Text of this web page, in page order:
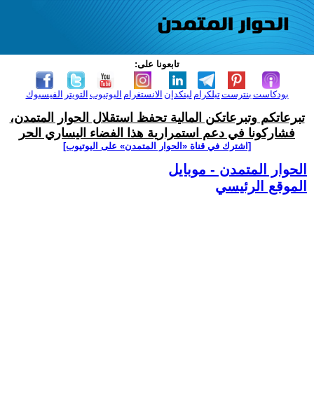
تابعونا على:
الفيسبوك التويتر اليوتيوب الانستغرام لينكدإن تيلكرامبنترست بودكاست
تبرعاتكم وتبرعاتكن المالية تحفظ استقلال الحوار المتمدن،
فشاركونا في دعم استمرارية هذا الفضاء اليساري الحر
[اشترك في قناة ‫«الحوار المتمدن» على اليوتيوب]
الحوار المتمدن - موبايل
الموقع الرئيسي